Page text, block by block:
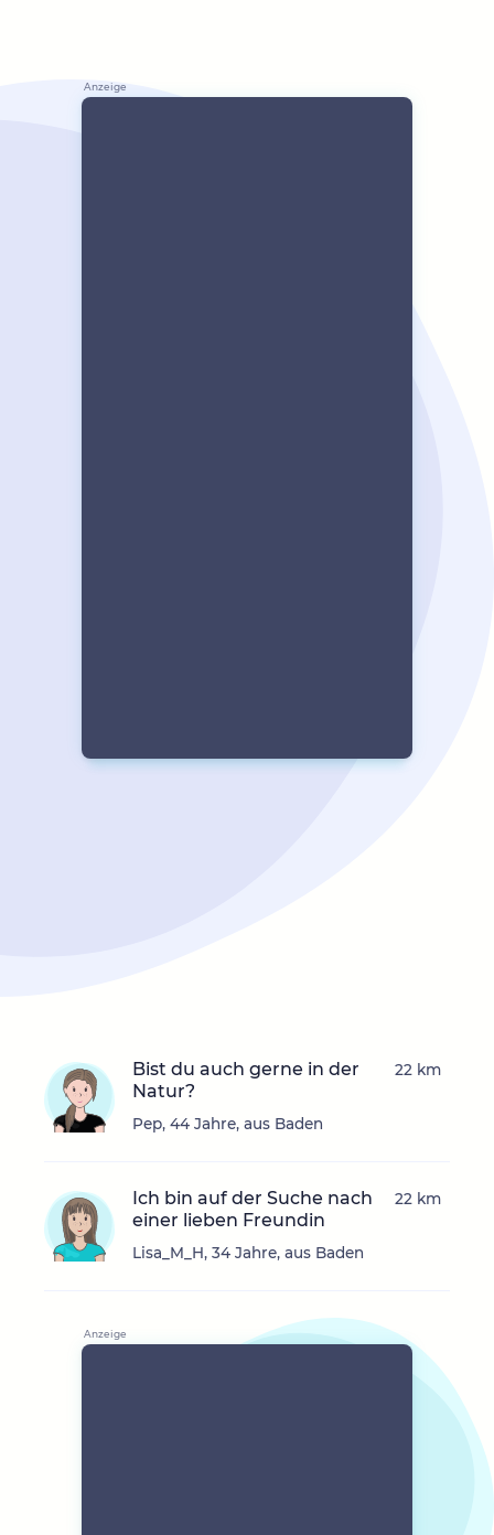
Bist du auch gerne in der
Natur?
Pep, 44 Jahre, aus Baden
22 km
Ich bin auf der Suche nach
einer lieben Freundin
Lisa_M_H, 34 Jahre, aus Baden
22 km